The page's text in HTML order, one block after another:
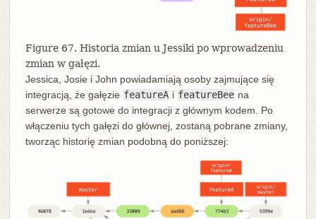
Figure 67. Historia zmian u Jessiki po wprowadzeniu
zmian w gałęzi.
Jessica, Josie i John powiadamiają osoby zajmujące się
integracją, że gałęzie featureA i featureBee na
serwerze są gotowe do integracji z głównym kodem. Po
włączeniu tych gałęzi do głównej, zostaną pobrane zmiany,
tworząc historię zmian podobną do poniższej: